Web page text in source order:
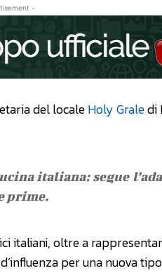
-
del localeHoly Graledi
italiana: segue
prime.
italiani, oltre a
per una nuova